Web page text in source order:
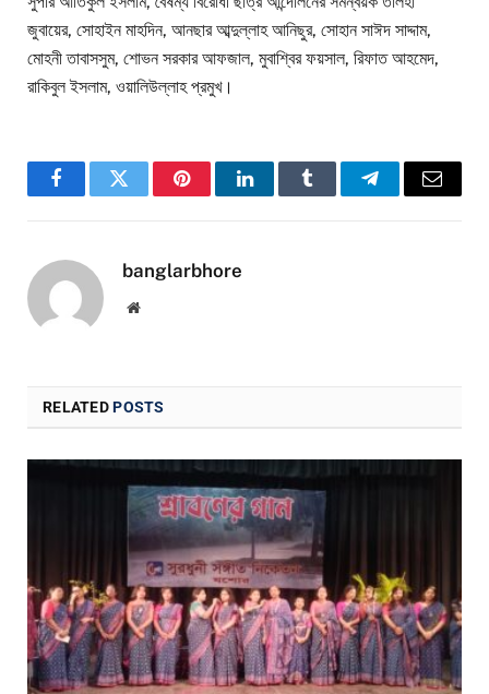
জুবায়ের, সোহাইন মাহদিন, আনছার আব্দুল্লাহ আনিছুর, সোহান সাঈদ সাদ্দাম,
মোহনী তাবাসসুম, শোভন সরকার আফজাল, মুবাশ্বির ফয়সাল, রিফাত আহমেদ,
রাকিবুল ইসলাম, ওয়ালিউল্লাহ প্রমুখ।
FacebookTwitter PinterestLinkedInTumblr TelegramEmail
banglarbhore
Website
RELATEDPOSTS